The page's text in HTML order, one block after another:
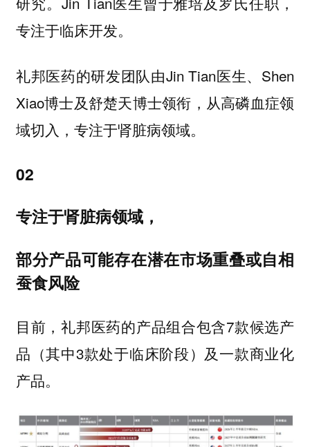
专注于临床开发。
礼邦医药的研发团队由Jin Tian医生、Shen
Xiao博士及舒楚天博士领衔， 从高磷血症领
域切入，专注于肾脏病领域。
02
专注于肾脏病领域，
部分产品可能存在潜在市场重叠或自相
蚕食风险
目前，礼邦医药的产品组合包含7款候选产
品（其中3款处于临床阶段）及一款商业化
产品。